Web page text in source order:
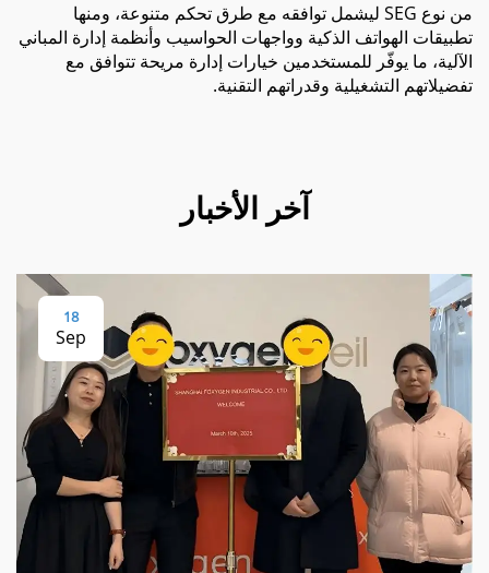
من نوع SEG ليشمل توافقه مع طرق تحكم متنوعة، ومنها
تطبيقات الهواتف الذكية وواجهات الحواسيب وأنظمة إدارة المباني
الآلية، ما يوفّر للمستخدمين خيارات إدارة مريحة تتوافق مع
تفضيلاتهم التشغيلية وقدراتهم التقنية.
آخر الأخبار
18
Sep